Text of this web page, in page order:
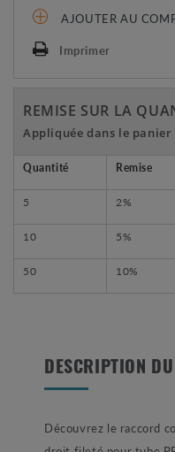
AJOUTER AU
Imprimer
REMISE SUR LA
Appliquée dans le panier
Quantité Remise
5 2%
10 5%
50 10%
DESCRIPTION
Découvrez le raccord